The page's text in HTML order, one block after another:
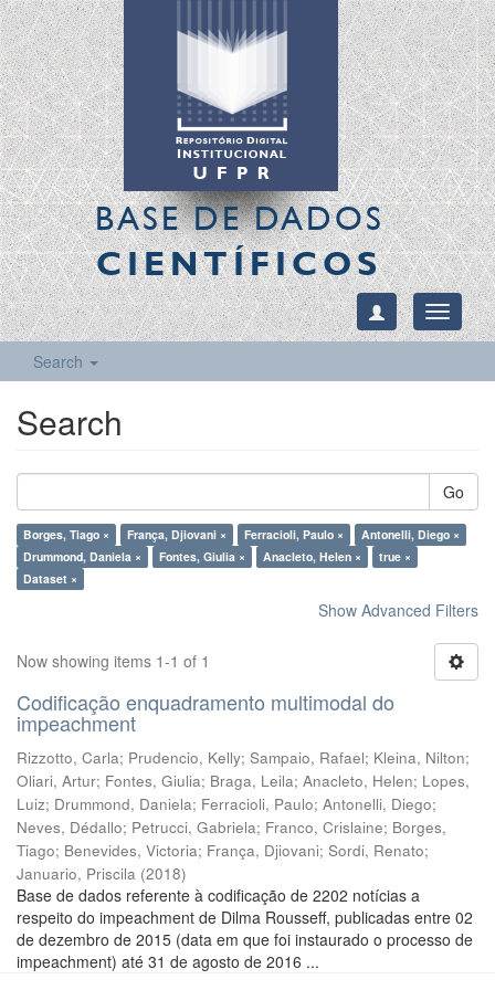
BASE DE DADOS
CIENTÍFICOS
Toggle
Search
Search
Go
Borges, Tiago × França, Djiovani × Ferracioli, Paulo ×
Antonelli, Diego ×
Drummond, Daniela ×
Fontes, Giulia × Anacleto, Helen ×
true ×
Dataset ×
Show Advanced Filters
Now showing items 1-1 of 1
Codificação enquadramento multimodal do
impeachment
Rizzotto, Carla; Prudencio, Kelly; Sampaio, Rafael; Kleina, Nilton;
Oliari, Artur; Fontes, Giulia; Braga, Leila; Anacleto, Helen; Lopes,
Luiz; Drummond, Daniela; Ferracioli, Paulo; Antonelli, Diego;
Neves, Dédallo; Petrucci, Gabriela; Franco, Crislaine; Borges,
Tiago; Benevides, Victoria; França, Djiovani; Sordi, Renato;
Januario, Priscila (2018)
Base de dados referente à codificação de 2202 notícias a
respeito do impeachment de Dilma Rousseff, publicadas entre 02
de dezembro de 2015 (data em que foi instaurado o processo de
impeachment) até 31 de agosto de 2016 ...